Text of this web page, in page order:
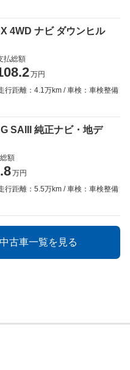
4WD ナビ ダウンヒル
払総額
万円
行距離：4.1万km
車検：車検整備
SAIII 純正ナビ・地デ
額
万円
行距離：5.5万km
車検：車検整備
古車一覧を見る